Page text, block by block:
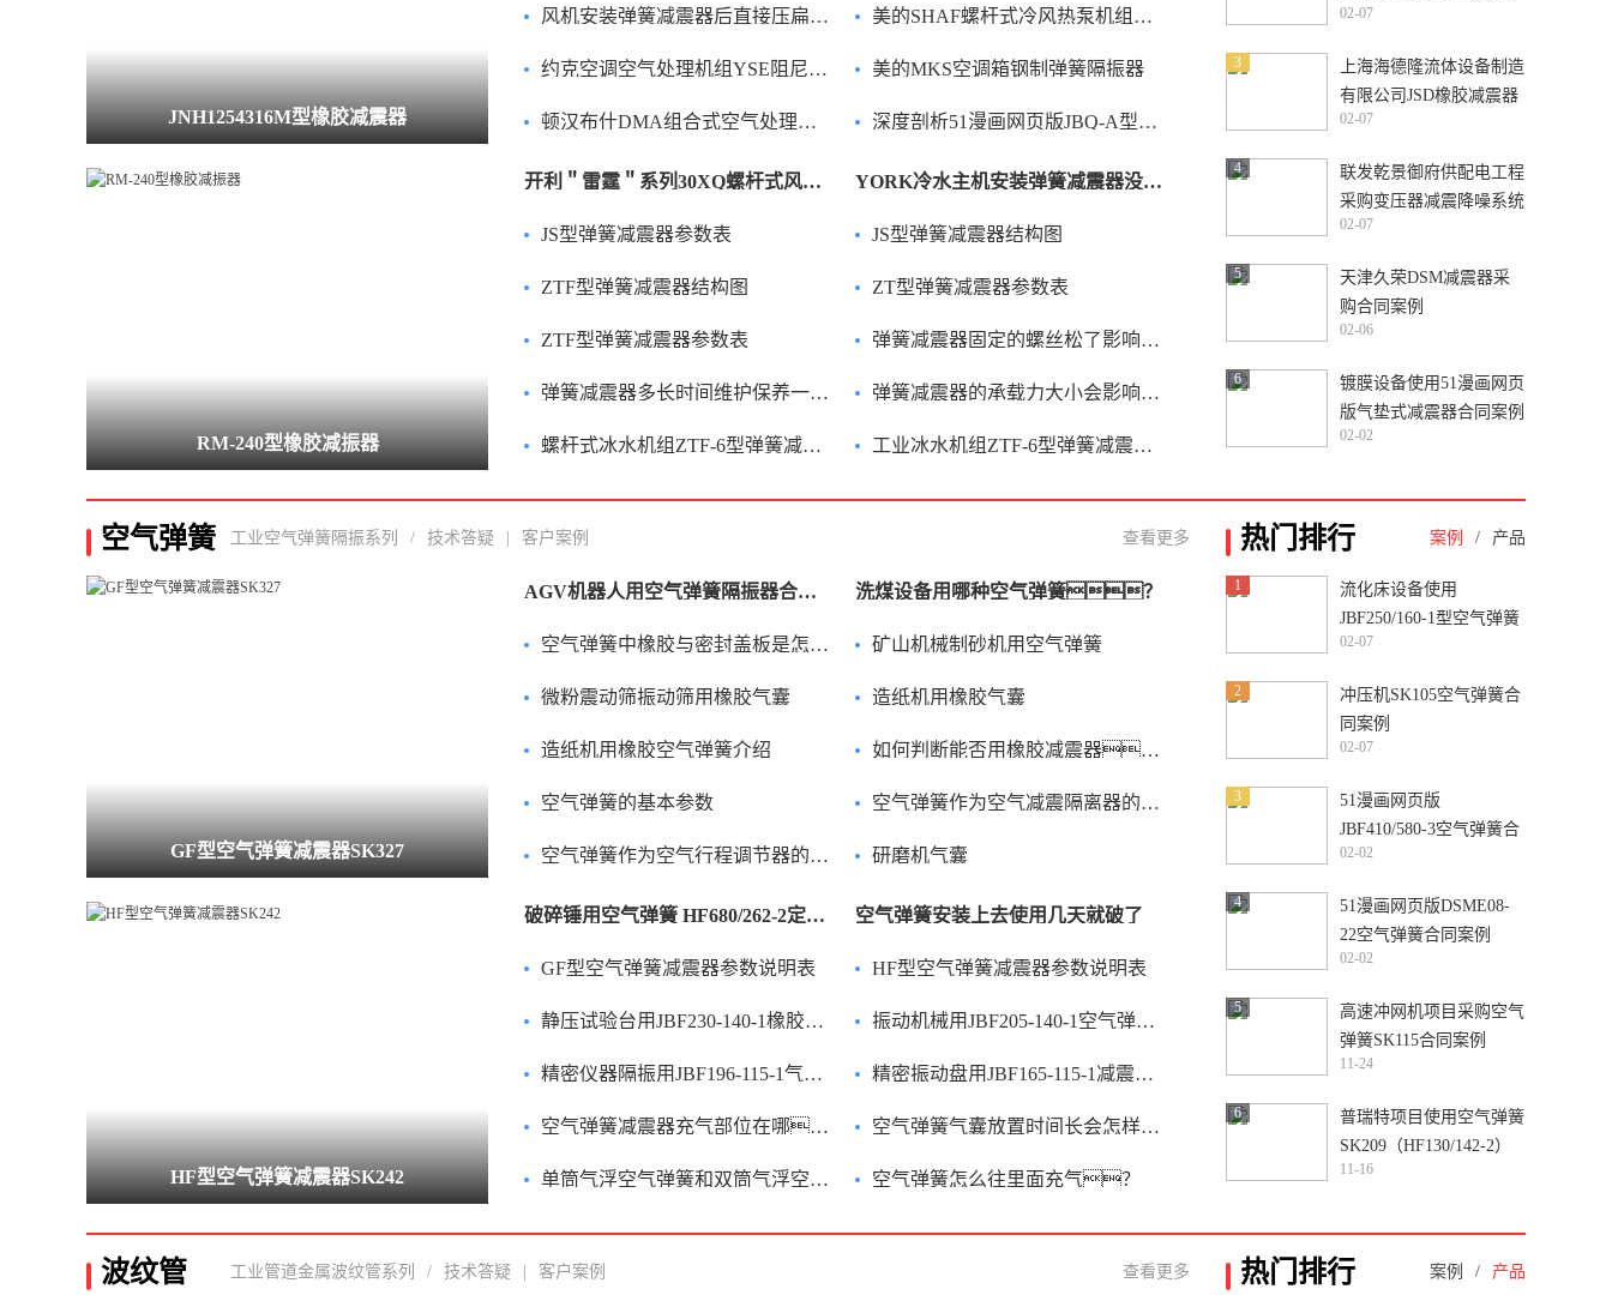
JNH1254316M型橡胶减震器
RM-240型橡胶减振器
风机安装弹簧减震器后直接压扁了怎么办？ 美的SHAF螺杆式冷风热泵机组弹簧隔震器
约克空调空气处理机组YSE阻尼弹簧减震器 美的MKS空调箱钢制弹簧隔振器
顿汉布什DMA组合式空气处理机组弹簧减振器 深度剖析51漫画网页版JBQ-A型气垫减震器八个显著特点
开利＂雷霆＂系列30XQ螺杆式风冷热泵机组弹簧减震器 YORK冷水主机安装弹簧减震器没效果怎么办？
JS型弹簧减震器参数表 JS型弹簧减震器结构图
ZTF型弹簧减震器结构图 ZT型弹簧减震器参数表
ZTF型弹簧减震器参数表 弹簧减震器固定的螺丝松了影响效果吗？
弹簧减震器多长时间维护保养一次？ 弹簧减震器的承载力大小会影响减震效果吗？
螺杆式冰水机组ZTF-6型弹簧减震器的作用有哪些？ 工业冰水机组ZTF-6型弹簧减震器的性能特点
震器采购合同案例
02-07
3
上海海德隆流体设备制造
有限公司JSD橡胶减震器
采购合同案例
02-07
4
联发乾景御府供配电工程
采购变压器减震降噪系统
合同案例
02-07
5
天津久荣DSM减震器采
购合同案例
02-06
6
镀膜设备使用51漫画网页
版气垫式减震器合同案例
02-02
空气弹簧 工业空气弹簧隔振系列 / 技术答疑 客户案例 查看更多
GF型空气弹簧减震器SK327
HF型空气弹簧减震器SK242
AGV机器人用空气弹簧隔振器合适吗？ 洗煤设备用哪种空气弹簧？
空气弹簧中橡胶与密封盖板是怎样融为一体的？ 矿山机械制砂机用空气弹簧
微粉震动筛振动筛用橡胶气囊 造纸机用橡胶气囊
造纸机用橡胶空气弹簧介绍 如何判断能否用橡胶减震器？
空气弹簧的基本参数 空气弹簧作为空气减震隔离器的优点
空气弹簧作为空气行程调节器的优点 研磨机气囊
破碎锤用空气弹簧 HF680/262-2定制款 空气弹簧安装上去使用几天就破了
GF型空气弹簧减震器参数说明表 HF型空气弹簧减震器参数说明表
静压试验台用JBF230-140-1橡胶波纹减震器 振动机械用JBF205-140-1空气弹簧减震
精密仪器隔振用JBF196-115-1气囊减震器 精密振动盘用JBF165-115-1减震气囊
空气弹簧减震器充气部位在哪？ 空气弹簧气囊放置时间长会怎样？
单筒气浮空气弹簧和双筒气浮空气弹簧有什么区别？ 空气弹簧怎么往里面充气？
热门排行 案例 / 产品
1
流化床设备使用
JBF250/160-1型空气弹簧
采购合同案例
02-07
2
冲压机SK105空气弹簧合
同案例
02-07
3
51漫画网页版
JBF410/580-3空气弹簧合
同案例
02-02
4
51漫画网页版DSME08-
22空气弹簧合同案例
02-02
5
高速冲网机项目采购空气
弹簧SK115合同案例
11-24
6
普瑞特项目使用空气弹簧
SK209（HF130/142-2）
304不锈钢法兰合同案例
11-16
波纹管 工业管道金属波纹管系列 / 技术答疑 客户案例 查看更多 热门排行 案例 / 产品